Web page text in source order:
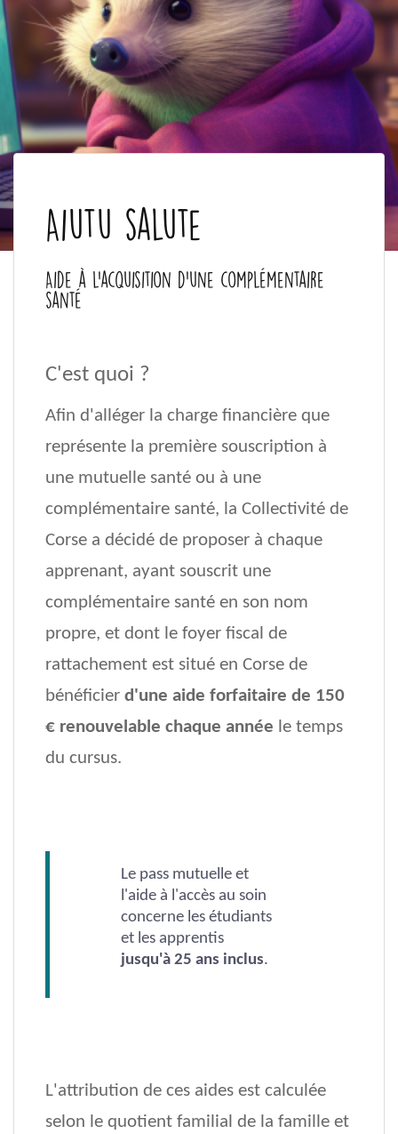
Aiutu salute
Aide à l'acquisition d'une complémentaire
santé
C'est quoi ?
Afin d'alléger la charge financière que
représente la première souscription à
une mutuelle santé ou à une
complémentaire santé, la Collectivité de
Corse a décidé de proposer à chaque
apprenant, ayant souscrit une
complémentaire santé en son nom
propre, et dont le foyer fiscal de
rattachement est situé en Corse de
bénéficier d'une aide forfaitaire de 150
€ renouvelable chaque année le temps
du cursus.
Le pass mutuelle et
l'aide à l'accès au soin
concerne les étudiants
et les apprentis
jusqu'à 25 ans inclus.
L'attribution de ces aides est calculée
selon le quotient familial de la famille et